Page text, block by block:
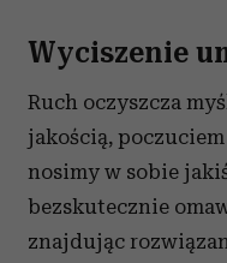
Wyciszenie
Ruch oczyszcza
jakością,
nosimy w sobie
bezskutecznie
znajdując